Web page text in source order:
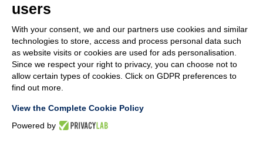
ENSAMBLADO
CON PRESIÓN (SNAP-ON)
CON ATORNILLADO
MÁQUINAS ESPECIALES
users
With your consent, we and our partners use cookies and similar
technologies to store, access and process personal data such
as website visits or cookies are used for ads personalisation.
Since we respect your right to privacy, you can choose not to
allow certain types of cookies. Click on GDPR preferences to
find out more.
View the Complete Cookie Policy
Powered by